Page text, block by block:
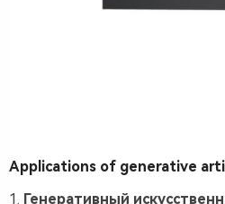
Applications of generative
1. Генеративный